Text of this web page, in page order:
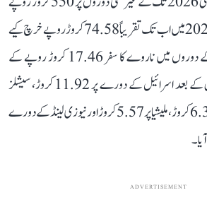
سے زائد خرچ ہوئے، جبکہ 2026 میں اب تک تقریباً 74.58 کروڑ روپے خرچ کیے
جا چکے ہیں۔ مئی 2026 کے دوروں میں ناروے کا سفر 17.46 کروڑ روپے کے
ساتھ سب سے مہنگا رہا۔ اس کے بعد اسرائیل کے دورے پر 11.92 کروڑ، سیشلز
پر 8.22 کروڑ، سویڈن پر 6.33 کروڑ، ملیشیا پر 5.57 کروڑ اور نیوزی لینڈ کے دورے
ADVERTISEMENT